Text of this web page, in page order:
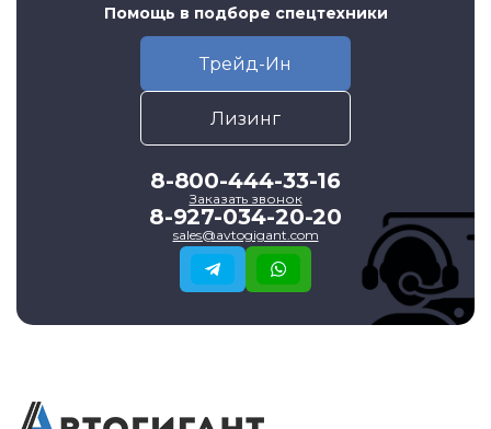
Помощь в подборе спецтехники
Трейд-Ин
Лизинг
8-800-444-33-16
Заказать звонок
8-927-034-20-20
sales@avtogigant.com